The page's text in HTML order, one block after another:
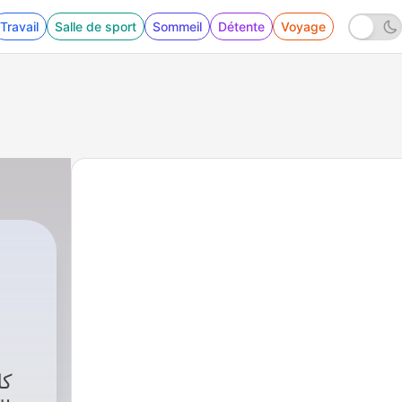
Travail Salle de sport Sommeil Détente Voyage